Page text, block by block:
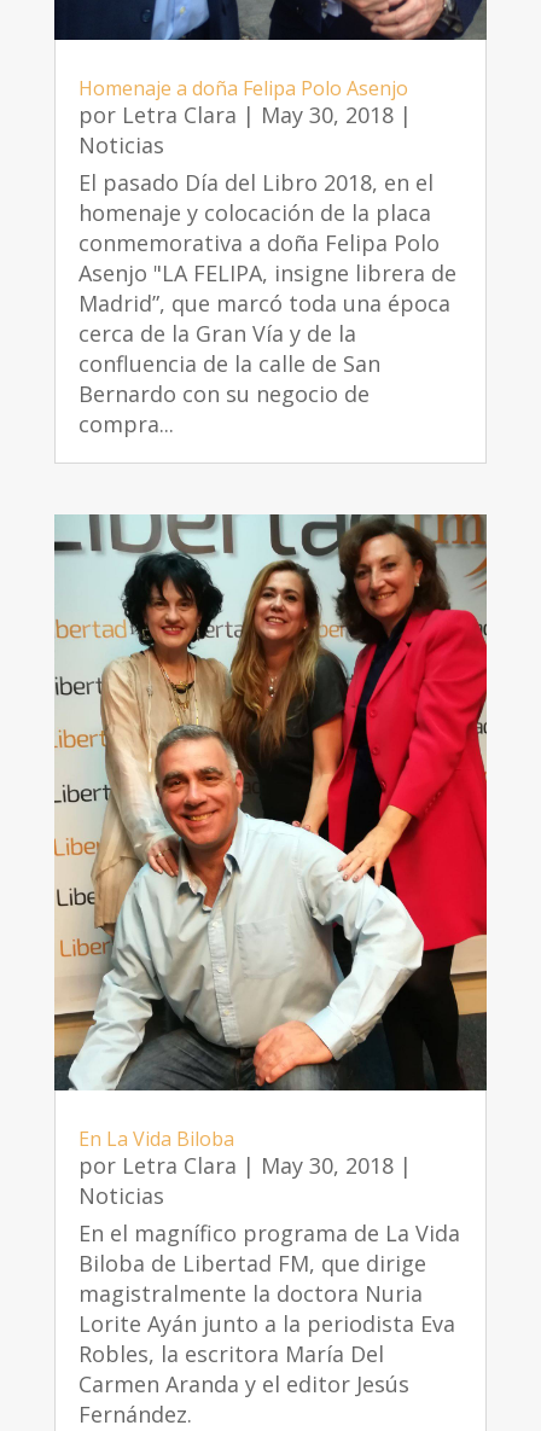
Homenaje a doña Felipa Polo Asenjo
por Letra Clara | May 30, 2018|
Noticias
El pasado Día del Libro 2018, en el
homenaje y colocación de la placa
conmemorativa a doña Felipa Polo
Asenjo "LA FELIPA, insigne librera de
Madrid”, que marcó toda una época
cerca de la Gran Vía y de la
confluencia de la calle de San
Bernardo con su negocio de
compra...
En La Vida Biloba
por Letra Clara | May 30, 2018|
Noticias
En el magnífico programa de La Vida
Biloba de Libertad FM, que dirige
magistralmente la doctora Nuria
Lorite Ayán junto a la periodista Eva
Robles, la escritora María Del
Carmen Aranda y el editor Jesús
Fernández.